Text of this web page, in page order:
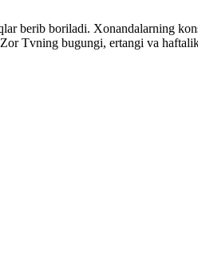
berib boriladi. Xonandalarning
Tvning bugungi, ertangi va